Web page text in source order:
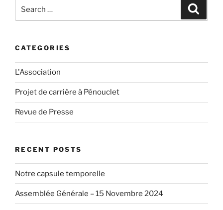
for:
CATEGORIES
L'Association
Projet de carrière à Pénouclet
Revue de Presse
RECENT POSTS
Notre capsule temporelle
Assemblée Générale – 15 Novembre 2024